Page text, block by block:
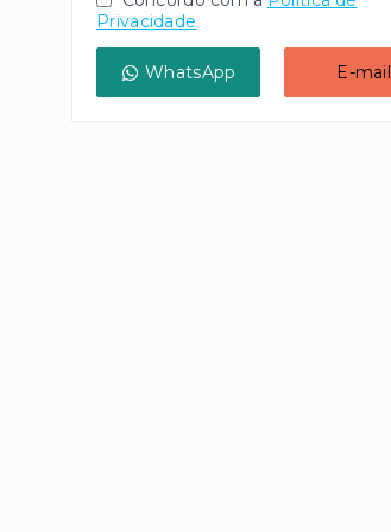
Privacidade
WhatsApp E-mail